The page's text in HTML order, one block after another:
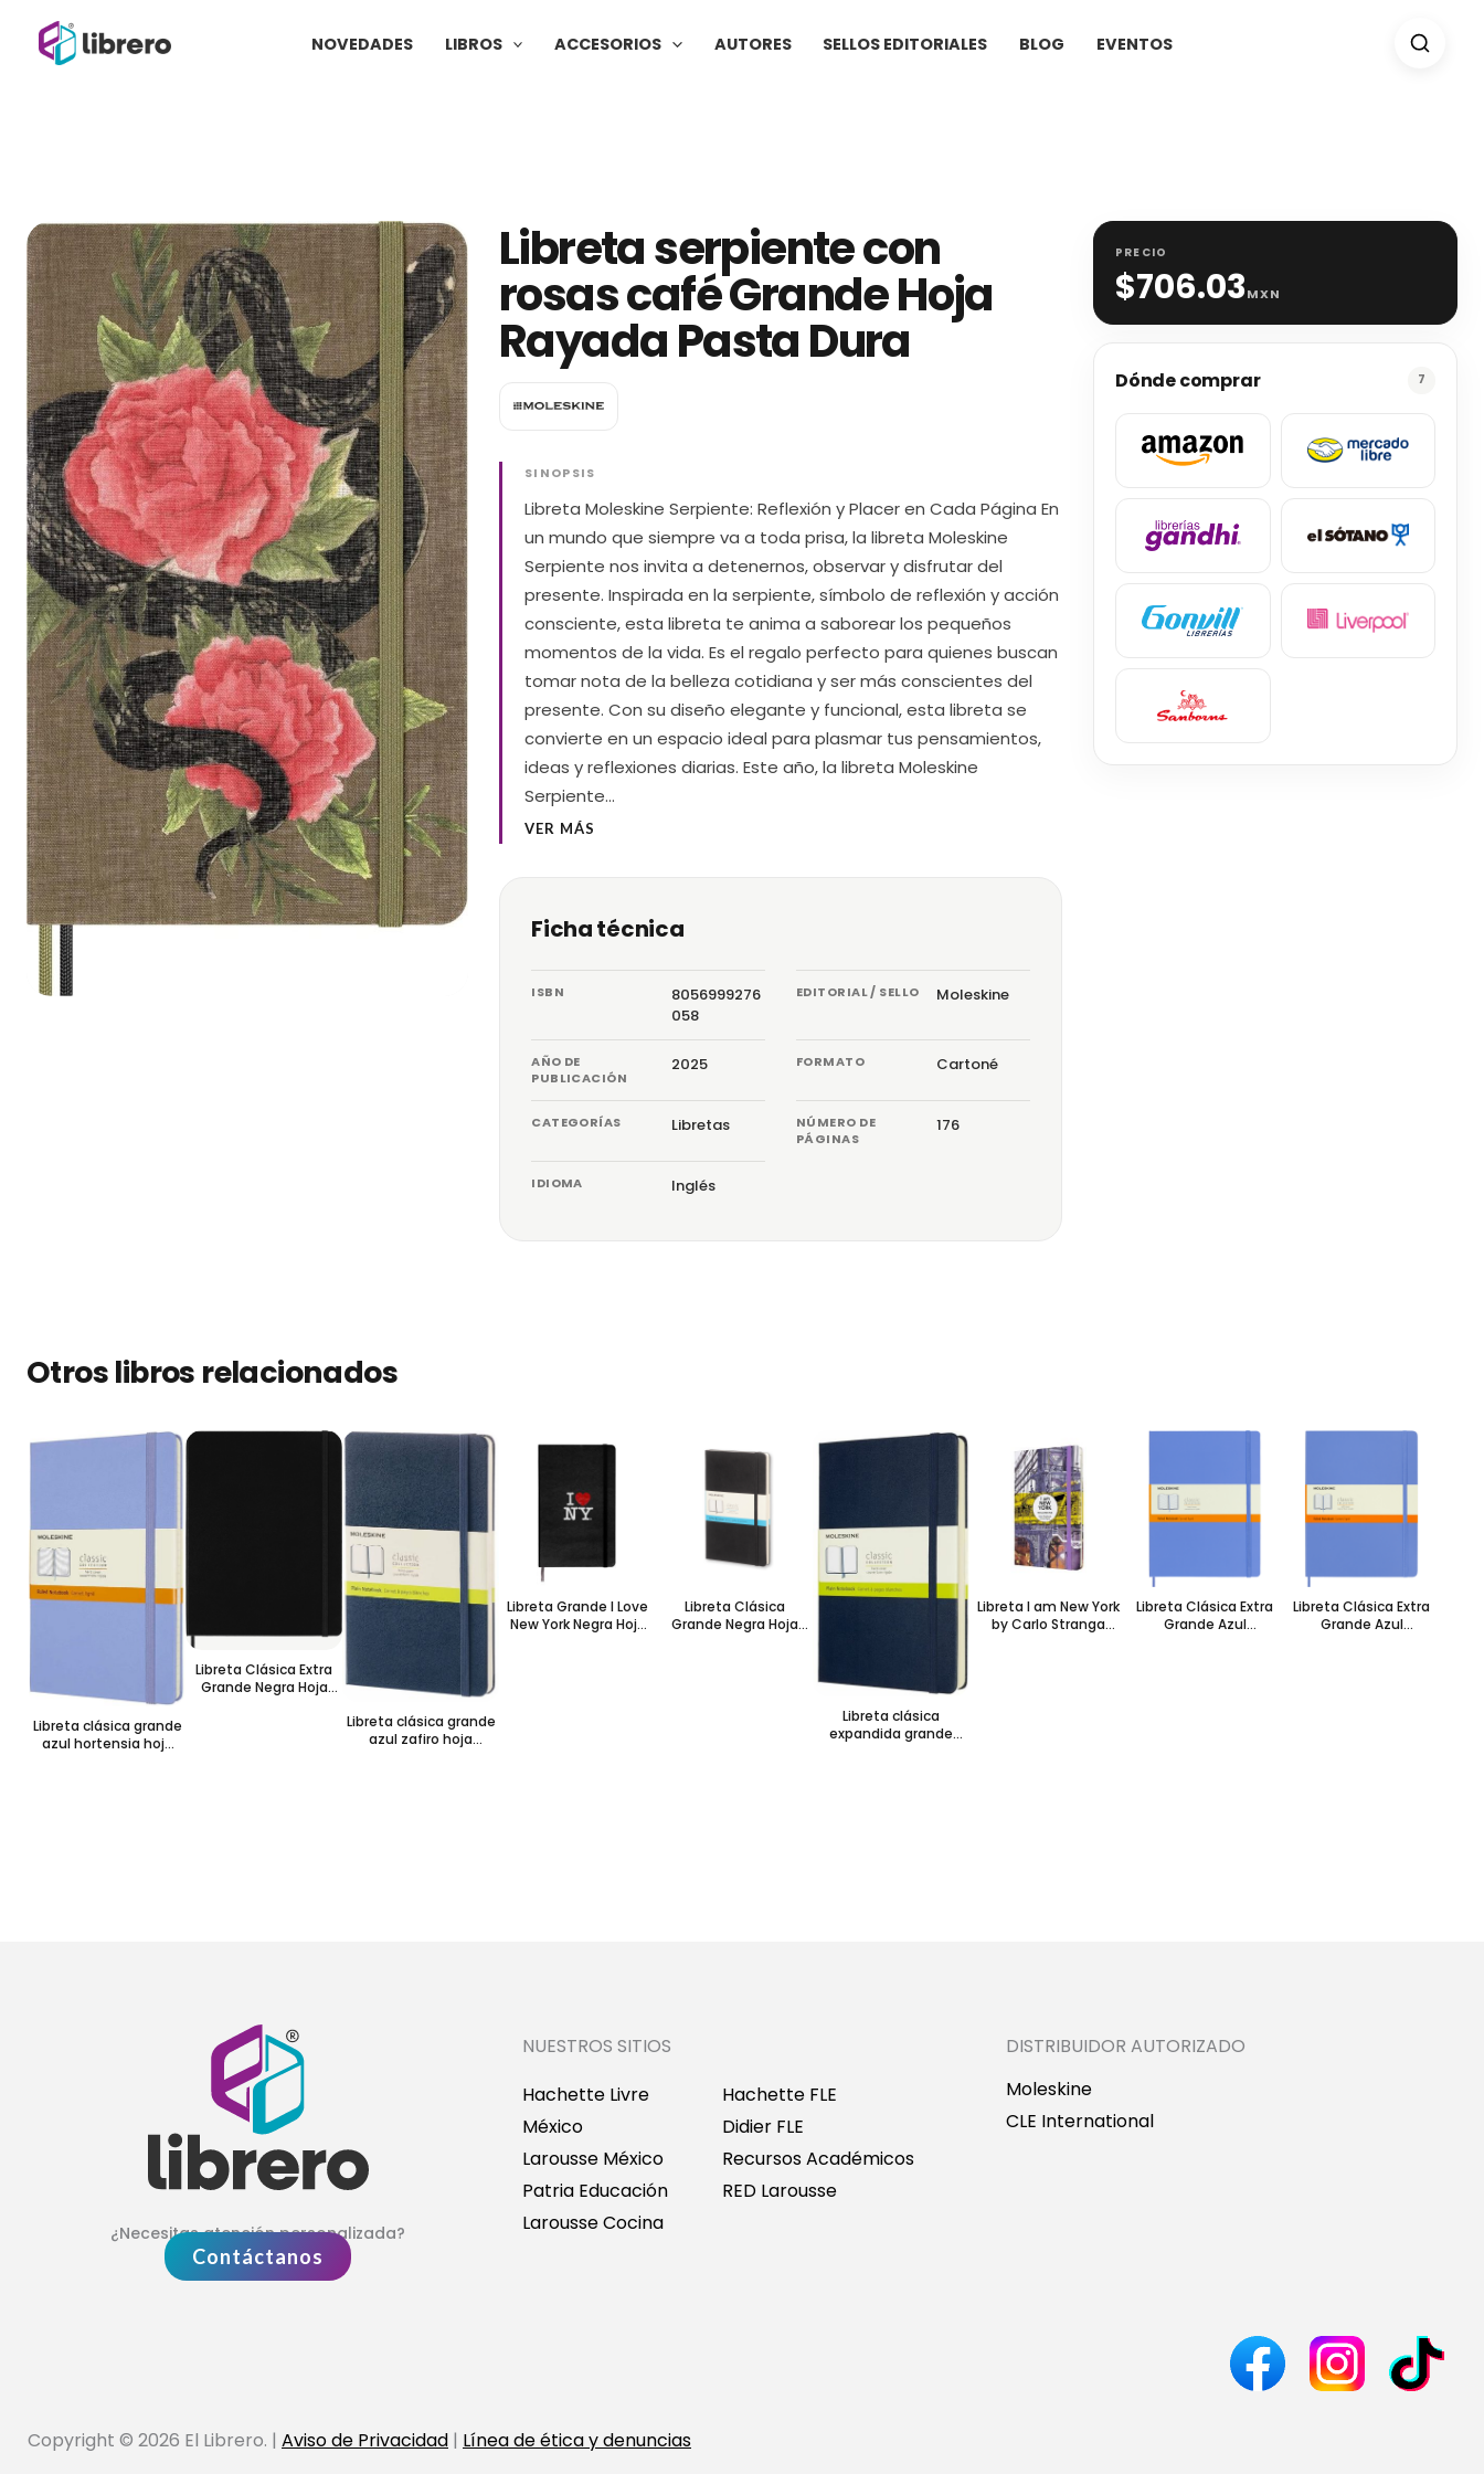
NOVEDADES LIBROS ACCESORIOS AUTORES SELLOS EDITORIALES BLOG EVENTOS
Libreta serpiente con
rosas café Grande Hoja
Rayada Pasta Dura
SINOPSIS
Libreta Moleskine Serpiente: Reflexión y Placer en Cada Página En
un mundo que siempre va a toda prisa, la libreta Moleskine
Serpiente nos invita a detenernos, observar y disfrutar del
presente. Inspirada en la serpiente, símbolo de reflexión y acción
consciente, esta libreta te anima a saborear los pequeños
momentos de la vida. Es el regalo perfecto para quienes buscan
tomar nota de la belleza cotidiana y ser más conscientes del
presente. Con su diseño elegante y funcional, esta libreta se
convierte en un espacio ideal para plasmar tus pensamientos,
ideas y reflexiones diarias. Este año, la libreta Moleskine
Serpiente…
VER MÁS
Ficha técnica
ISBN
8056999276
058
EDITORIAL / SELLO Moleskine
AÑO DE
PUBLICACIÓN
2025 FORMATO Cartoné
CATEGORÍAS Libretas
NÚMERO DE
PÁGINAS
176
IDIOMA Inglés
PRECIO
$706.03MXN
Dónde comprar 7
Otros libros relacionados
Libreta clásica grande
azul hortensia hoja
Libreta Clásica Extra
Grande Negra Hoja
Libreta clásica grande
azul zafiro hoja
Libreta Grande I Love
New York Negra Hoja
Libreta Clásica
Grande Negra Hoja
Libreta clásica
expandida grande
Libreta I am New York
by Carlo Stranga
Libreta Clásica Extra
Grande Azul
Libreta Clásica Extra
Grande Azul
¿Necesitas atención personalizada?
Contáctanos
NUESTROS SITIOS
Hachette Livre
México
Larousse México
Patria Educación
Larousse Cocina
Hachette FLE
Didier FLE
Recursos Académicos
RED Larousse
DISTRIBUIDOR AUTORIZADO
Moleskine
CLE International
Copyright © 2026 El Librero. | Aviso de Privacidad | Línea de ética y denuncias